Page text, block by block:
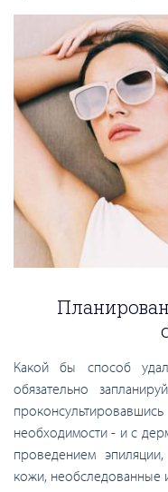
Какой бы способ
обязательно
необходимости - и с
проведением
кожи, необследованные